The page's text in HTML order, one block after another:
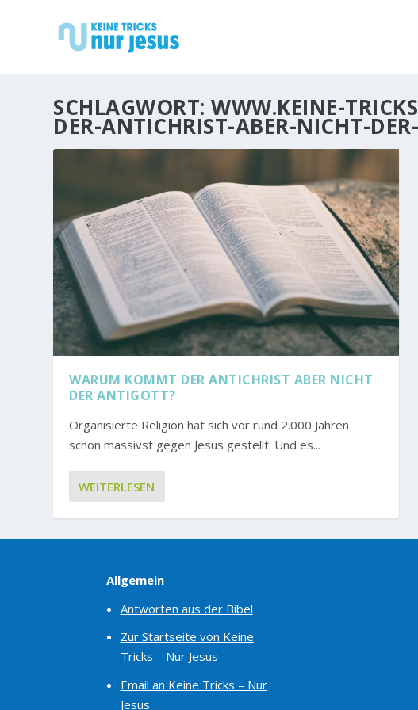
SCHLAGWORT:WWW.KEINE-
DER-ANTICHRIST-ABER-NICHT-
WARUM KOMMT DER ANTICHRIST ABER NICHT
DER ANTIGOTT?
Organisierte Religion hat sich vor rund 2.000 Jahren
schon massivst gegen Jesus gestellt. Und es...
WEITERLESEN
Allgemein
Antworten aus der Bibel
Zur Startseite von Keine
Tricks – Nur Jesus
Email an Keine Tricks – Nur
Jesus